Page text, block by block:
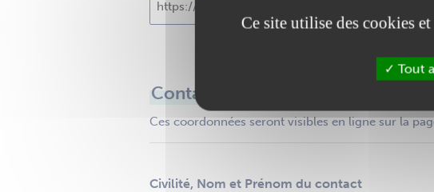
Contact
Ces coordonnées seront visibles en ligne sur la
Civilité, Nom et Prénom du contact
Ce site utilise des cookies
Tout